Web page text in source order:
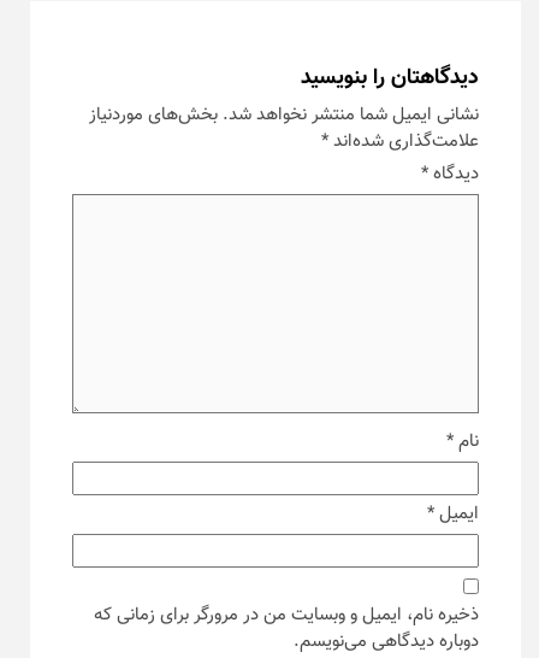
دیدگاهتان را بنویسید
نشانی ایمیل شما منتشر نخواهد شد. بخش‌های موردنیاز
علامت‌گذاری شده‌اند*
دیدگاه*
نام*
ایمیل*
ذخیره نام، ایمیل و وبسایت من در مرورگر برای زمانی که
دوباره دیدگاهی می‌نویسم.